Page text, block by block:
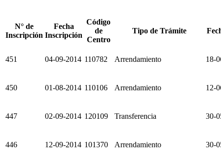
N° de
Inscripción
Fecha
Inscripción
Código
de
Centro
Tipo de Trámite
451 04-09-2014 110782 Arrendamiento 18-
450 01-08-2014 110106 Arrendamiento 12-
447 02-09-2014 120109 Transferencia 30-
446 12-09-2014 101370 Arrendamiento 30-